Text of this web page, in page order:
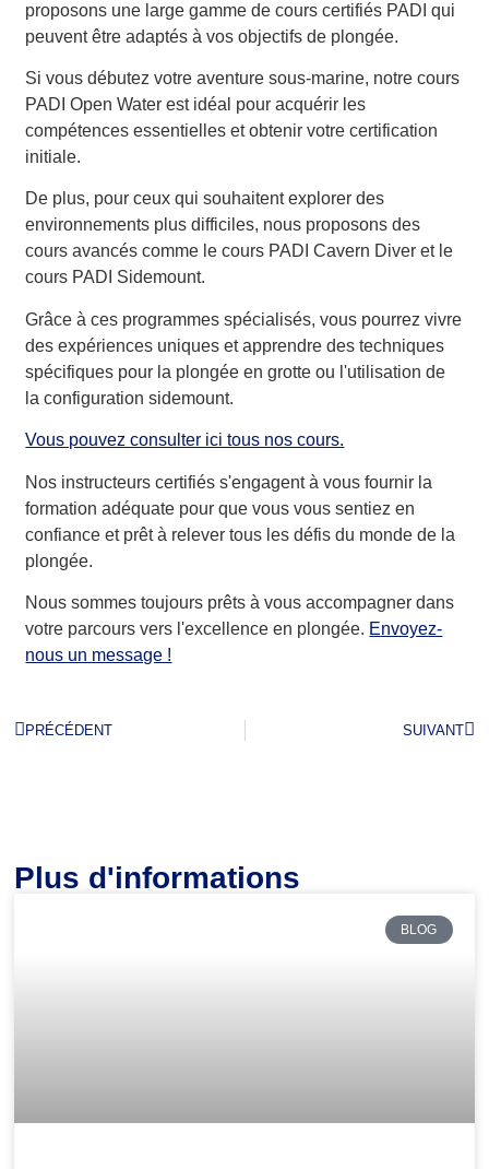
proposons une large gamme de cours certifiés PADI qui
peuvent être adaptés à vos objectifs de plongée.
Si vous débutez votre aventure sous-marine, notre cours
PADI Open Water est idéal pour acquérir les
compétences essentielles et obtenir votre certification
initiale.
De plus, pour ceux qui souhaitent explorer des
environnements plus difficiles, nous proposons des
cours avancés comme le cours PADI Cavern Diver et le
cours PADI Sidemount.
Grâce à ces programmes spécialisés, vous pourrez vivre
des expériences uniques et apprendre des techniques
spécifiques pour la plongée en grotte ou l'utilisation de
la configuration sidemount.
Vous pouvez consulter ici tous nos cours.
Nos instructeurs certifiés s'engagent à vous fournir la
formation adéquate pour que vous vous sentiez en
confiance et prêt à relever tous les défis du monde de la
plongée.
Nous sommes toujours prêts à vous accompagner dans
votre parcours vers l'excellence en plongée. Envoyez-
nous un message !
PRÉCÉDENT SUIVANT
Plus d'informations
BLOG